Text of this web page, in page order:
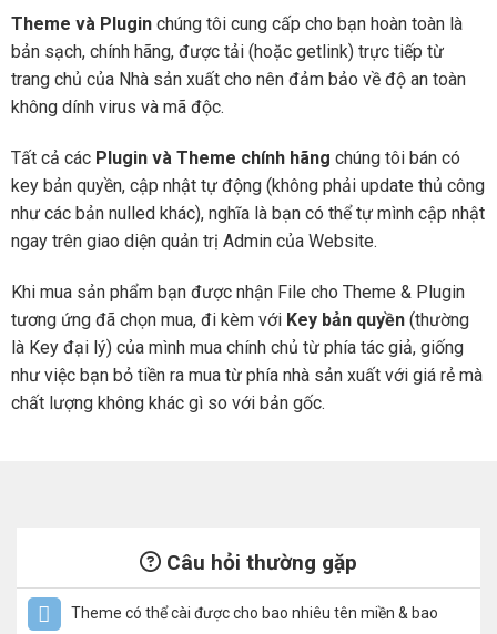
Theme và Plugin chúng tôi cung cấp cho bạn hoàn toàn là
bản sạch, chính hãng, được tải (hoặc getlink) trực tiếp từ
trang chủ của Nhà sản xuất cho nên đảm bảo về độ an toàn
không dính virus và mã độc.
Tất cả các Plugin và Theme chính hãng chúng tôi bán có
key bản quyền, cập nhật tự động (không phải update thủ công
như các bản nulled khác), nghĩa là bạn có thể tự mình cập nhật
ngay trên giao diện quản trị Admin của Website.
Khi mua sản phẩm bạn được nhận File cho Theme & Plugin
tương ứng đã chọn mua, đi kèm với Key bản quyền (thường
là Key đại lý) của mình mua chính chủ từ phía tác giả, giống
như việc bạn bỏ tiền ra mua từ phía nhà sản xuất với giá rẻ mà
chất lượng không khác gì so với bản gốc.
Câu hỏi thường gặp
Theme có thể cài được cho bao nhiêu tên miền & bao